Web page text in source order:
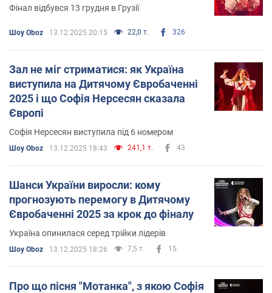
Фінал відбувся 13 грудня в Грузії
Шоу Oboz 13.12.2025 20:15 22,0 т. 326
Зал не міг стриматися: як Україна
виступила на Дитячому Євробаченні
2025 і що Софія Нерсесян сказала
Європі
Софія Нерсесян виступила під 6 номером
Шоу Oboz 13.12.2025 18:43 241,1 т. 43
Шанси України виросли: кому
прогнозують перемогу в Дитячому
Євробаченні 2025 за крок до фіналу
Україна опинилася серед трійки лідерів
Шоу Oboz 13.12.2025 18:26 7,5 т. 15
Про що пісня "Мотанка", з якою Софія